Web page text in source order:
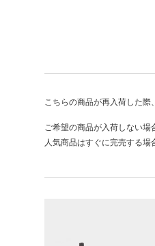
こちらの商品が再入荷した際
ご希望の商品が入荷しない場
人気商品はすぐに完売する場